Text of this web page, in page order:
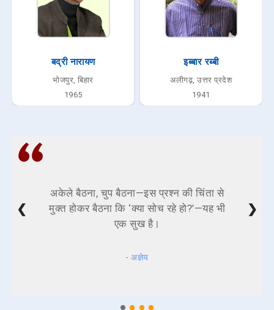
बद्री नारायण
भोजपुर, बिहार
1965
इब्बार रब्बी
अलीगढ़, उत्तर प्रदेश
1941
अकेले बैठना, चुप बैठना—इस प्रश्न की चिंता से
मुक्त होकर बैठना कि ‘क्या सोच रहे हो?’—यह भी
एक सुख है।
- अज्ञेय
❮ ❯